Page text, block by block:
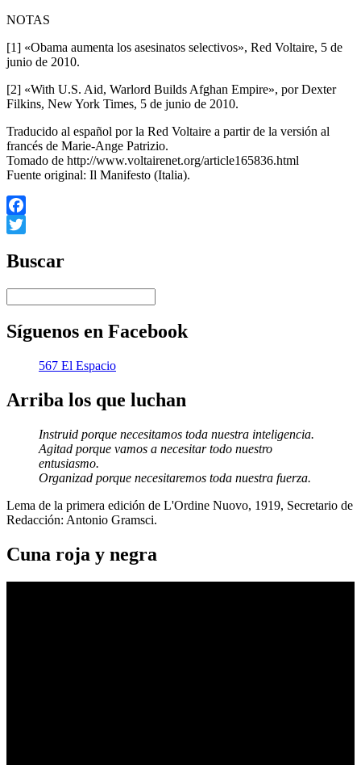
NOTAS
[1] «Obama aumenta los asesinatos selectivos», Red Voltaire, 5 de
junio de 2010.
[2] «With U.S. Aid, Warlord Builds Afghan Empire», por Dexter
Filkins, New York Times, 5 de junio de 2010.
Traducido al español por la Red Voltaire a partir de la versión al
francés de Marie-Ange Patrizio.
Tomado de http://www.voltairenet.org/article165836.html
Fuente original: Il Manifesto (Italia).
Facebook
Buscar
Síguenos en Facebook
567 El Espacio
Arriba los que luchan
Instruid porque necesitamos toda nuestra inteligencia.
Agitad porque vamos a necesitar todo nuestro
entusiasmo.
Organizad porque necesitaremos toda nuestra fuerza.
Lema de la primera edición de L'Ordine Nuovo, 1919, Secretario de
Redacción: Antonio Gramsci.
Cuna roja y negra